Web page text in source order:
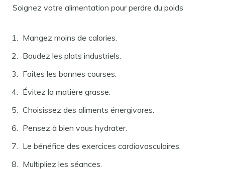
Soignez votre alimentation pour perdre du poids
Mangez moins de calories.
Boudez les plats industriels.
Faites les bonnes courses.
Évitez la matière grasse.
Choisissez des aliments énergivores.
Pensez à bien vous hydrater.
Le bénéfice des exercices cardiovasculaires.
Multipliez les séances.